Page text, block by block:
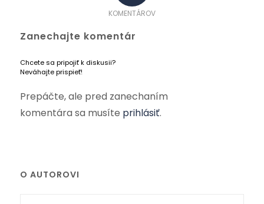
KOMENTÁROV
Zanechajte komentár
Chcete sa pripojiť k diskusii?
Neváhajte prispieť!
Prepáčte, ale pred zanechaním
komentára sa musíte prihlásiť.
O AUTOROVI